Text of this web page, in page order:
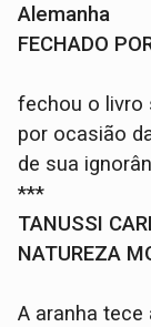
Alemanha
FECHADO
fechou o livro
por ocasião
de sua
***
TANUSSI
NATUREZA
A aranha tece